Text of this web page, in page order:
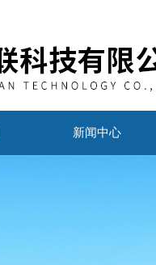
新闻中心